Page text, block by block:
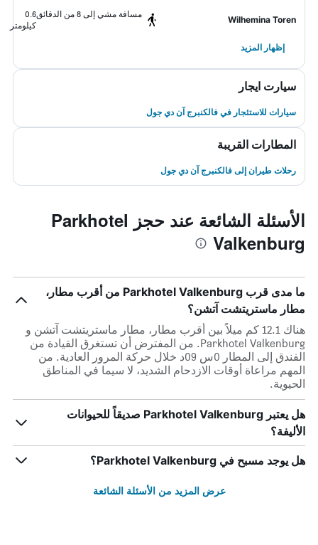
Wilhemina Toren
مسافة مشي إلى 8 من الدقائق
0.6
كيلومتر
إظهار المزيد
سيارت ايجار
سيارات للاستئجار في فالكنبرج آن دي جول
المطارات القريبة
رحلات طيران إلى فالكنبرج آن دي جول
الأسئلة الشائعة عند حجز Parkhotel
Valkenburg
ما مدى قرب Parkhotel Valkenburg من أقرب مطار،
مطار ماستريتشت آتشن؟
هناك 12.1 كم ميلاً بين أقرب مطار، مطار ماستريتشت آتشن و
Parkhotel Valkenburg. من المفترض أن تستغرق القيادة من
الفندق إلى المطار 0س 09د خلال حركة المرور العادية. من
المهم مراعاة أوقات الازدحام الشديد، لا سيما في المناطق
الحيوية.
هل يعتبر Parkhotel Valkenburg صديقاً للحيوانات
الأليفة؟
هل يوجد مسبح في Parkhotel Valkenburg؟
عرض المزيد من الأسئلة الشائعة